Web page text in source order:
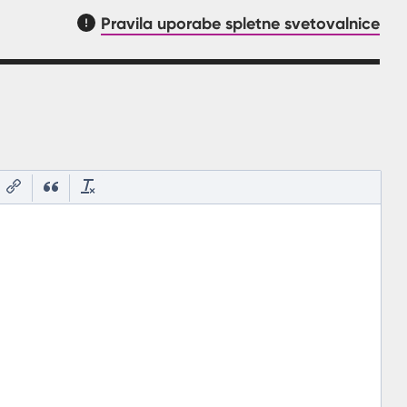
Pravila uporabe spletne svetovalnice